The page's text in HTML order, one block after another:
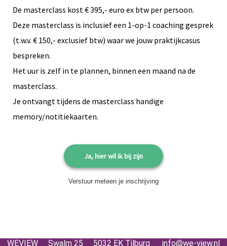
De masterclass kost € 395,- euro ex btw per persoon.
Deze masterclass is inclusief een 1-op-1 coaching gesprek
(t.w.v. € 150,- exclusief btw) waar we jouw praktijkcasus
bespreken.
Het uur is zelf in te plannen, binnen een maand na de
masterclass.
Je ontvangt tijdens de masterclass handige
memory/notitiekaarten.
Ja, hier wil ik bij zijn
Verstuur meteen je inschrijving
WEVIEW Swalm 25 5032 EK Tilburg info@we-view.nl